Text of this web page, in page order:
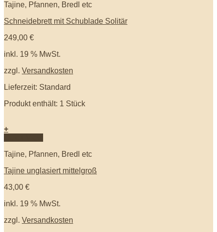
Tajine, Pfannen, Bredl etc
Schneidebrett mit Schublade Solitär
249,00 €
inkl. 19 % MwSt.
zzgl. Versandkosten
Lieferzeit: Standard
Produkt enthält: 1 Stück
+
Tajine, Pfannen, Bredl etc
Tajine unglasiert mittelgroß
43,00 €
inkl. 19 % MwSt.
zzgl. Versandkosten